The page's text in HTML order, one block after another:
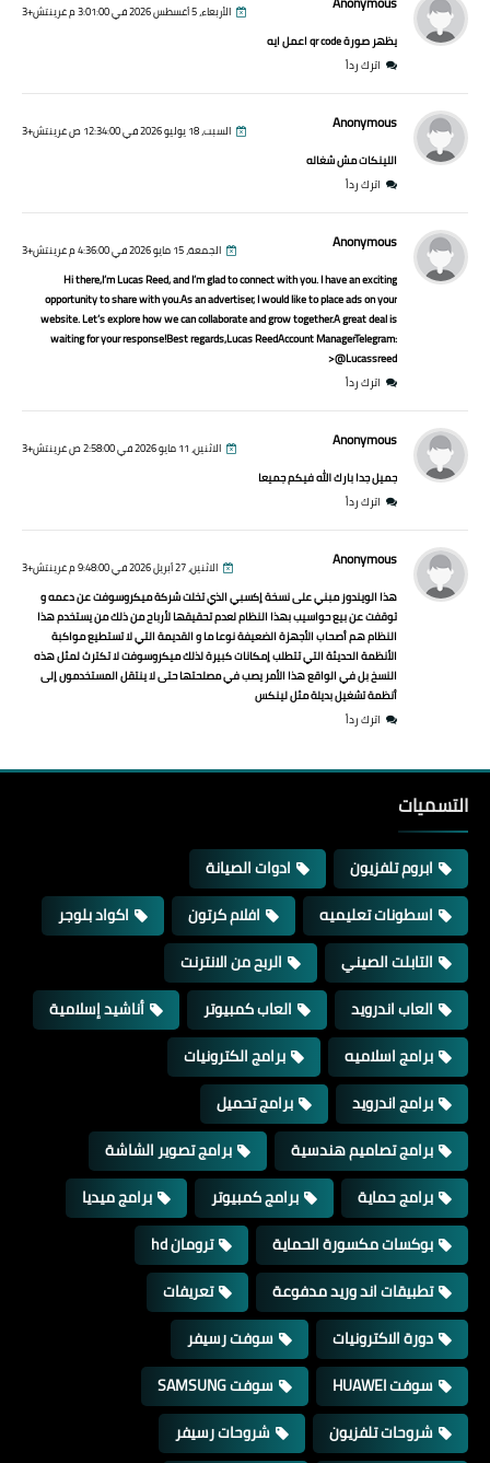
الأربعاء، 5 أغسطس 2026 في 3:01:00 م غرينتش+3
يظهر صورة qr code اعمل ايه
اترك رداً
Anonymous السبت، 18 يوليو 2026 في 12:34:00 ص غرينتش+3
اللينكات مش شغاله
اترك رداً
Anonymous الجمعة، 15 مايو 2026 في 4:36:00 م غرينتش+3
Hi there,I’m Lucas Reed, and I’m glad to connect with you. I have an exciting
opportunity to share with you.As an advertiser, I would like to place ads on your
website. Let’s explore how we can collaborate and grow together.A great deal is
waiting for your response!Best regards,Lucas ReedAccount ManagerTelegram:
@Lucassreed<
اترك رداً
Anonymous الاثنين، 11 مايو 2026 في 2:58:00 ص غرينتش+3
جميل جدا بارك الله فيكم جميعا
اترك رداً
Anonymous الاثنين، 27 أبريل 2026 في 9:48:00 م غرينتش+3
هذا الويندوز مبني على نسخة إكسبي الذي تخلت شركة ميكروسوفت عن دعمه و
توقفت عن بيع حواسيب بهذا النظام لعدم تحقيقها لأرباح من ذلك من يستخدم هذا
النظام هم أصحاب الأجهزة الضعيفة نوعا ما و القديمة التي لا تستطيع مواكبة
الأنظمة الحديثة التي تتطلب إمكانات كبيرة لذلك ميكروسوفت لا تكترث لمثل هذه
النسخ بل في الواقع هذا الأمر يصب في مصلحتها حتى لا ينتقل المستخدمون إلى
أنظمة تشغيل بديلة مثل لينكس
اترك رداً
التسميات
ابروم تلفزيون
ادوات الصيانة
اسطونات تعليميه
افلام كرتون
اكواد بلوجر
التابلت الصيني
الربح من الانترنت
العاب اندرويد
العاب كمبيوتر
أناشيد إسلامية
برامج اسلاميه
برامج الكترونيات
برامج اندرويد
برامج تحميل
برامج تصاميم هندسية
برامج تصوير الشاشة
برامج حماية
برامج كمبيوتر
برامج ميديا
بوكسات مكسورة الحماية
ترومان hd
تطبيقات اند وريد مدفوعة
تعريفات
دورة الاكترونيات
سوفت رسيفر
سوفت HUAWEI
سوفت SAMSUNG
شروحات تلفزيون
شروحات رسيفر